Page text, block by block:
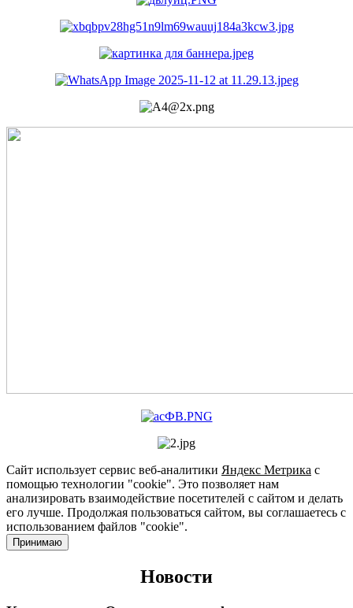
Сайт использует сервис веб-аналитики Яндекс Метрика с
помощью технологии "cookie". Это позволяет нам
анализировать взаимодействие посетителей с сайтом и делать
его лучше. Продолжая пользоваться сайтом, вы соглашаетесь с
использованием файлов "cookie".
Принимаю
Новости